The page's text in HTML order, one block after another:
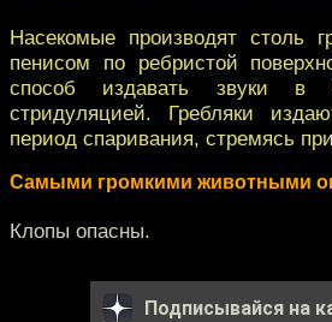
Насекомые производят столь
пенисом по ребристой
способ издавать звуки в
стридуляцией. Гребляки
период спаривания, стремясь
Самыми громкими животными
Клопы опасны.
Подписывайся на